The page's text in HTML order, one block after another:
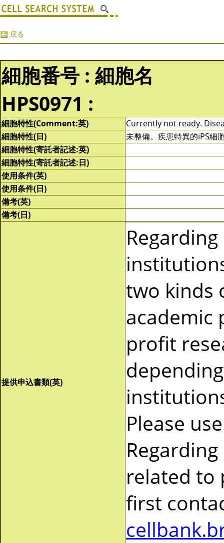
戻る
細胞番号 : 細胞名
HPS0971 :
細胞特性(Comment:英)
Currently not ready.
細胞特性(日)
未整備。疾患特異的iPS細
細胞特性(寄託者記述:英)
細胞特性(寄託者記述:日)
使用条件(英)
使用条件(日)
備考(英)
備考(日)
提供申込書類(英)
two kinds
academic
profit
Please
related to
first